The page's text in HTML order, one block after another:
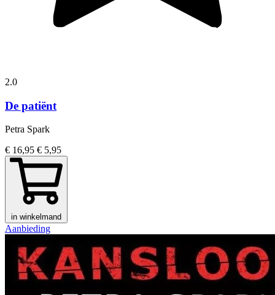
2.0
De patiënt
Petra Spark
€ 16,95 € 5,95
in winkelmand
Aanbieding